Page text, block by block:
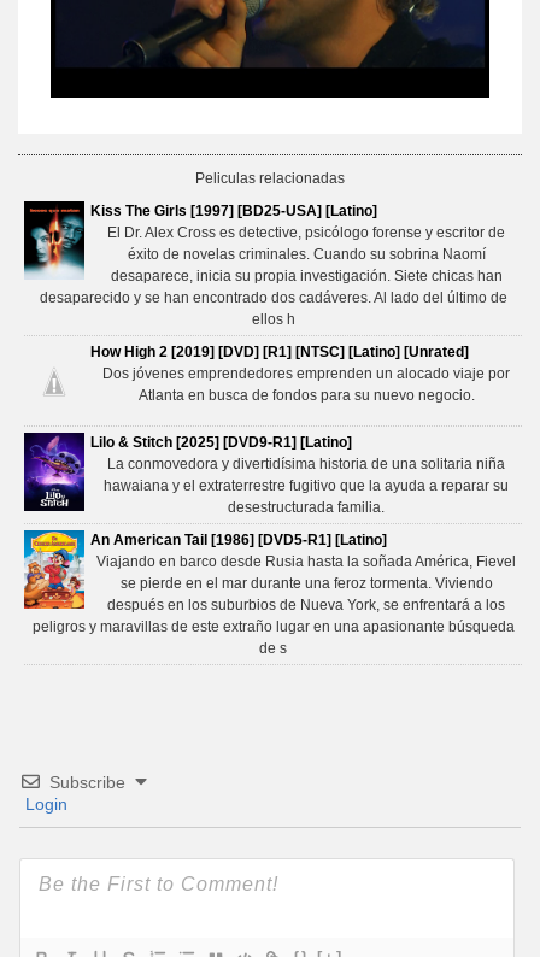
Peliculas relacionadas
Kiss The Girls [1997] [BD25-USA] [Latino]
El Dr. Alex Cross es detective, psicólogo forense y escritor de
éxito de novelas criminales. Cuando su sobrina Naomí
desaparece, inicia su propia investigación. Siete chicas han
desaparecido y se han encontrado dos cadáveres. Al lado del último de
ellos h
How High 2 [2019] [DVD] [R1] [NTSC] [Latino] [Unrated]
Dos jóvenes emprendedores emprenden un alocado viaje por
Atlanta en busca de fondos para su nuevo negocio.
Lilo & Stitch [2025] [DVD9-R1] [Latino]
La conmovedora y divertidísima historia de una solitaria niña
hawaiana y el extraterrestre fugitivo que la ayuda a reparar su
desestructurada familia.
An American Tail [1986] [DVD5-R1] [Latino]
Viajando en barco desde Rusia hasta la soñada América, Fievel
se pierde en el mar durante una feroz tormenta. Viviendo
después en los suburbios de Nueva York, se enfrentará a los
peligros y maravillas de este extraño lugar en una apasionante búsqueda
de s
Subscribe
Login